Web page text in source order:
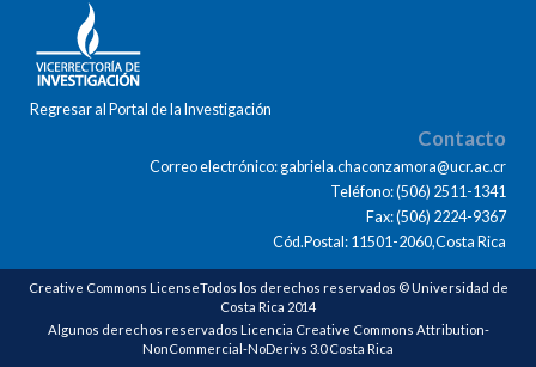
Regresar al Portal de la Investigación
Contacto
Correo electrónico: gabriela.chaconzamora@ucr.ac.cr
Teléfono: (506) 2511-1341
Fax: (506) 2224-9367
Cód.Postal: 11501-2060,Costa Rica
Creative Commons LicenseTodos los derechos reservados © Universidad de
Costa Rica 2014
Algunos derechos reservados Licencia Creative Commons Attribution-
NonCommercial-NoDerivs 3.0 Costa Rica